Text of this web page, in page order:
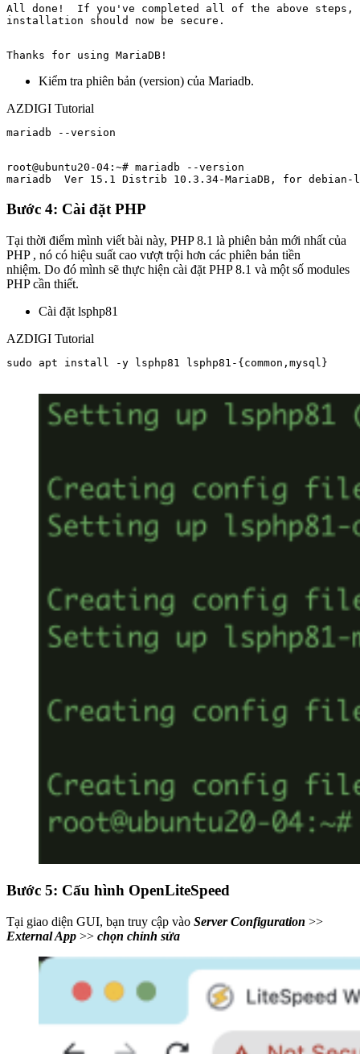
All done!  If you've completed all of the above steps,
installation should now be secure.
Thanks for using MariaDB!
Kiểm tra phiên bản (version) của Mariadb.
AZDIGI Tutorial
mariadb --version
root@ubuntu20-04:~# mariadb --version
mariadb  Ver 15.1 Distrib 10.3.34-MariaDB, for
Bước 4: Cài đặt PHP
Tại thời điểm mình viết bài này, PHP 8.1 là phiên bản mới nhất của
PHP , nó có hiệu suất cao vượt trội hơn các phiên bản tiền
nhiệm. Do đó mình sẽ thực hiện cài đặt PHP 8.1 và một số modules
PHP cần thiết.
Cài đặt lsphp81
AZDIGI Tutorial
sudo apt install -y lsphp81 lsphp81-{common,mysql}
Bước 5: Cấu hình OpenLiteSpeed
Tại giao diện GUI, bạn truy cập vào Server Configuration >>
External App >> chọn chỉnh sửa